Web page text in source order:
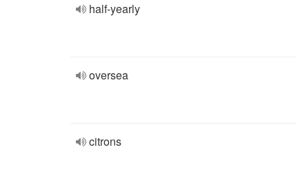
half-yearly
oversea
citrons